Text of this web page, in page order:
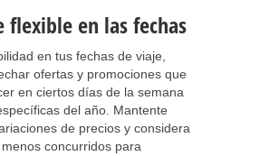
flexible en las fechas
en tus fechas de viaje,
ofertas y promociones que
en ciertos días de la semana
del año. Mantente
de precios y considera
concurridos para